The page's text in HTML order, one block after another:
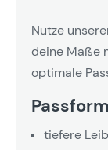
Nutze
deine Maße
optimale
Passform
tiefere